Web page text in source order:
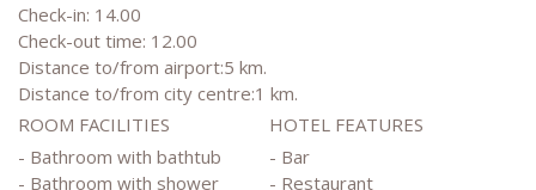
Check-in: 14.00
Check-out time: 12.00
Distance to/from airport:5 km.
Distance to/from city centre:1 km.
ROOM FACILITIES
HOTEL FEATURES
- Bathroom with bathtub
- Bathroom with shower
- Bar
- Restaurant